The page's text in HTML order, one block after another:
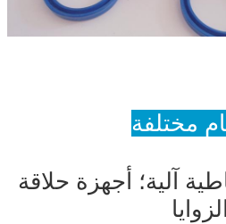
مختلفة
آلية؛ أجهزة حلاقة
الزوايا